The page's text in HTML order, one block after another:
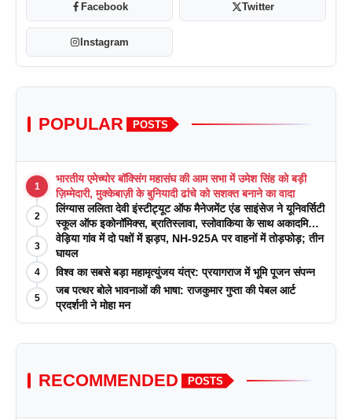
Facebook Twitter
Instagram
POPULAR POSTS
1
भारतीय एमेच्योर बॉक्सिंग महासंघ की आम सभा में उमेश सिंह को बड़ी
ज़िम्मेदारी, मुक्केबाज़ी के बुनियादी ढांचे को सशक्त बनाने का वादा
2
लिंग्यास ललिता देवी इंस्टीट्यूट ऑफ मैनेजमेंट एंड साइंसेज ने यूनिवर्सिटी
स्कूल ऑफ इकोनॉमिक्स, ब्रातिस्लावा, स्लोवाकिया के साथ अकादमिक
पत्रिकाओं में प्रकाशन रणनीतियों पर एक दिवसीय कार्यशाला का
आयोजन किया
3
वेड़िया गांव में दो पक्षों में झड़प, NH-925A पर वाहनों में तोड़फोड़; तीन
घायल
4 विश्व का सबसे बड़ा महामृत्युंजय यंत्र: प्रयागराज में भूमि पूजन संपन्न
5
जब पत्थर बोले भावनाओं की भाषा: राजकुमार गुप्ता की पेबल आर्ट
प्रदर्शनी ने मोहा मन
RECOMMENDED POSTS